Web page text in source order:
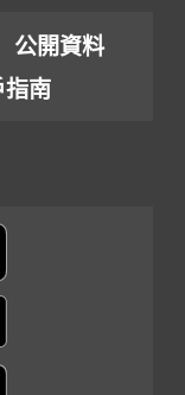
公開資料
指南